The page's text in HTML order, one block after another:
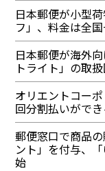
日本郵便が小型
フ」、料金は全
日本郵便が海外
トライト」の取
オリエントコー
回分割払いがで
郵便窓口で商品
ント」を付与、
始